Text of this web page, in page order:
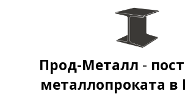
Прод-Металл -
металлопроката в